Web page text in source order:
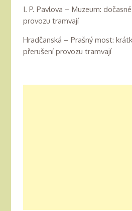
I. P. Pavlova – Muzeum:
provozu tramvají
Hradčanská – Prašný most:
přerušení provozu tramvají